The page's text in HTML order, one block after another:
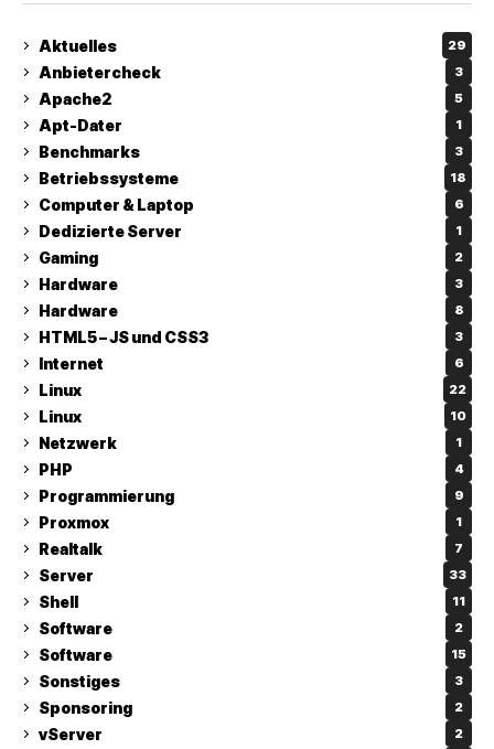
Aktuelles 29
Anbietercheck 3
Apache2 5
Apt-Dater 1
Benchmarks 3
Betriebssysteme 18
Computer & Laptop 6
Dedizierte Server 1
Gaming 2
Hardware 3
Hardware 8
HTML5 – JS und CSS3 3
Internet 6
Linux 22
Linux 10
Netzwerk 1
PHP 4
Programmierung 9
Proxmox 1
Realtalk 7
Server 33
Shell 11
Software 2
Software 15
Sonstiges 3
Sponsoring 2
vServer 2